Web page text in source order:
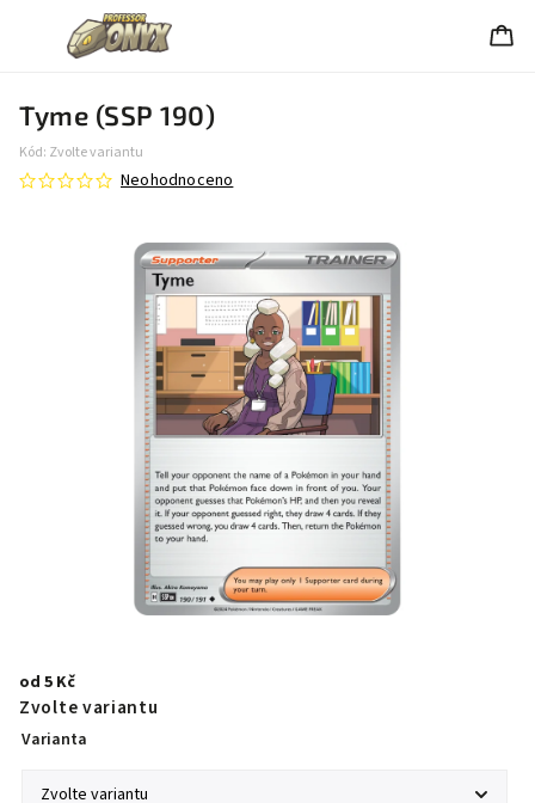
Tyme (SSP 190)
Kód: Zvolte variantu
Neohodnoceno
od 5 Kč
Zvolte variantu
Varianta